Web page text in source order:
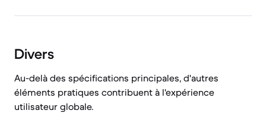
Divers
Au-delà des spécifications principales, d'autres
éléments pratiques contribuent à l'expérience
utilisateur globale.